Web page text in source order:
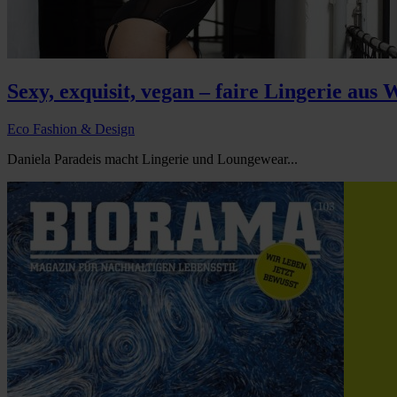
Sexy, exquisit, vegan – faire Lingerie aus
Eco Fashion & Design
Daniela Paradeis macht Lingerie und Loungewear...